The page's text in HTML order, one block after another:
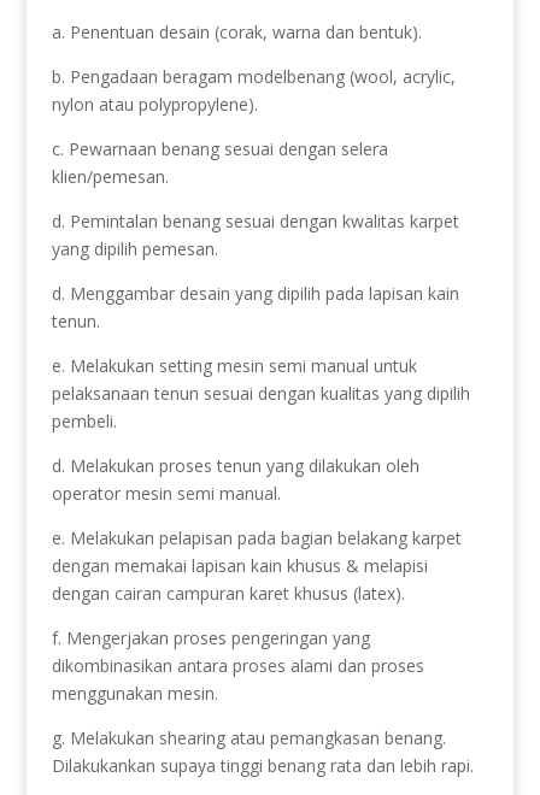
a. Penentuan desain (corak, warna dan bentuk).
b. Pengadaan beragam modelbenang (wool, acrylic,
nylon atau polypropylene).
c. Pewarnaan benang sesuai dengan selera
klien/pemesan.
d. Pemintalan benang sesuai dengan kwalitas karpet
yang dipilih pemesan.
d. Menggambar desain yang dipilih pada lapisan kain
tenun.
e. Melakukan setting mesin semi manual untuk
pelaksanaan tenun sesuai dengan kualitas yang dipilih
pembeli.
d. Melakukan proses tenun yang dilakukan oleh
operator mesin semi manual.
e. Melakukan pelapisan pada bagian belakang karpet
dengan memakai lapisan kain khusus & melapisi
dengan cairan campuran karet khusus (latex).
f. Mengerjakan proses pengeringan yang
dikombinasikan antara proses alami dan proses
menggunakan mesin.
g. Melakukan shearing atau pemangkasan benang.
Dilakukankan supaya tinggi benang rata dan lebih rapi.